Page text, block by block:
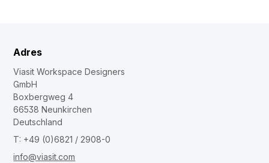
Adres
Viasit Workspace Designers
GmbH
Boxbergweg 4
66538 Neunkirchen
Deutschland
T: +49 (0)6821 / 2908-0
info@viasit.com